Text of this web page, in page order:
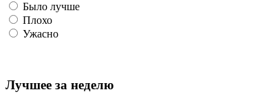
Было лучше
Плохо
Ужасно
Лучшее за неделю